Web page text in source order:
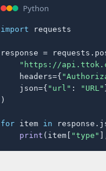
Python
import requests
response =
"https://
    headers={
    json={
"url" : "URL"
)
for item in
print (item[ "type"